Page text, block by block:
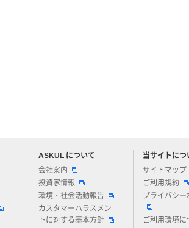
ASKUL について
会社案内
投資家情報
環境・社会活動報告
カスタマーハラスメン
トに対する基本方針
当サイトにつ
サイトマップ
ご利用規約
プライバシー
ご利用環境に
アスクルについてお気軽にご質問ください